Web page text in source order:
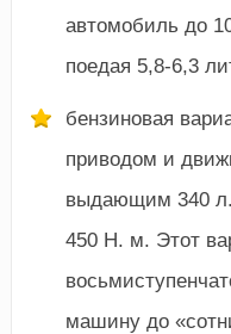
автомобиль до
поедая 5,8-6,3
бензиновая
приводом и
выдающим 340
450 Н. м. Этот
машину до